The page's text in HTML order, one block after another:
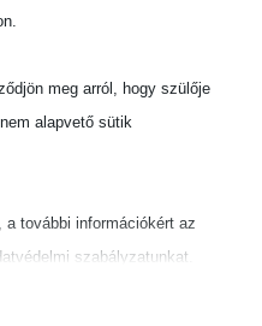
meg arról, hogy szülője
alapvető sütik
további információkért az
szabályzatunkat.